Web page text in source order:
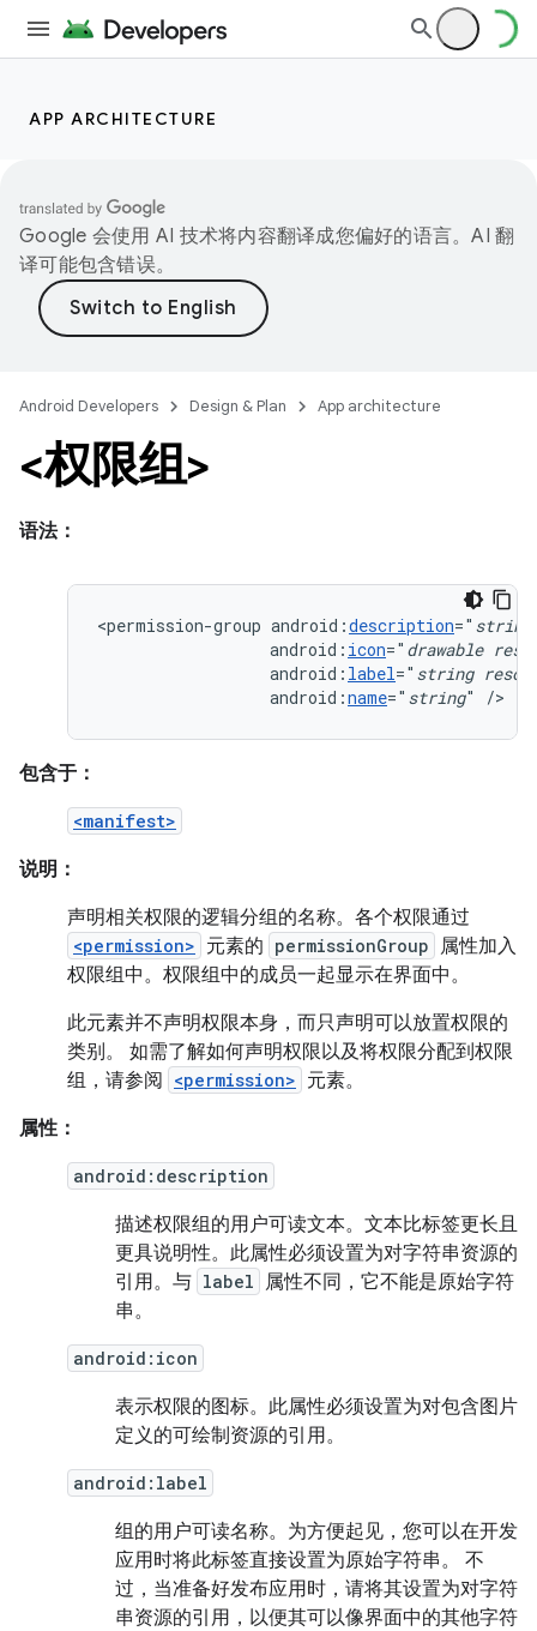
APP ARCHITECTURE
Google 会使用 AI 技术将内容翻译成您偏好的语言。AI 翻
译可能包含错误。
Android Developers Design & Plan App architecture
<权限组>
语法：
<permission-group android:description=" string
android: icon=" drawable
android: label=" string
android:name=" string" />
包含于：
<manifest>
说明：
声明相关权限的逻辑分组的名称。各个权限通过
<permission> 元素的 permissionGroup 属性加入
权限组中。权限组中的成员一起显示在界面中。
此元素并不声明权限本身，而只声明可以放置权限的
类别。 如需了解如何声明权限以及将权限分配到权限
组，请参阅
<permission> 元素。
属性：
android:description
描述权限组的用户可读文本。文本比标签更长且
更具说明性。此属性必须设置为对字符串资源的
引用。与 label 属性不同，它不能是原始字符
串。
android:icon
表示权限的图标。此属性必须设置为对包含图片
定义的可绘制资源的引用。
android:label
组的用户可读名称。为方便起见，您可以在开发
应用时将此标签直接设置为原始字符串。 不
过，当准备好发布应用时，请将其设置为对字符
串资源的引用，以便其可以像界面中的其他字符